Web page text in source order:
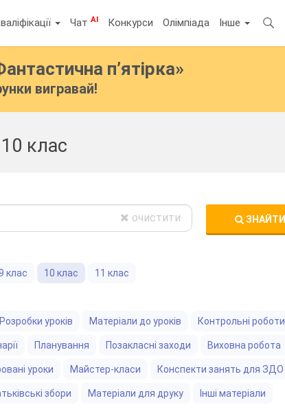
ЧатAI Конкурси Олімпіада Інше
п’ятірка»
вигравай!
клас
очистити ЗНАЙТИ
клас 10 клас 11 клас
Розробки уроків Матеріали до уроків Контрольні роботи
Планування Позакласні заходи Виховна робота
уроки Майстер-класи Конспекти занять для ЗДО
збори Матеріали для друку Інші матеріали